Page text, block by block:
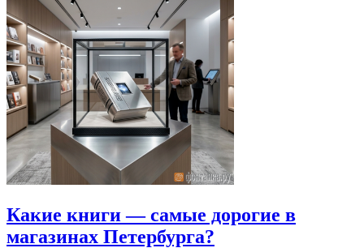
Какие книги — самые дорогие в
магазинах Петербурга?